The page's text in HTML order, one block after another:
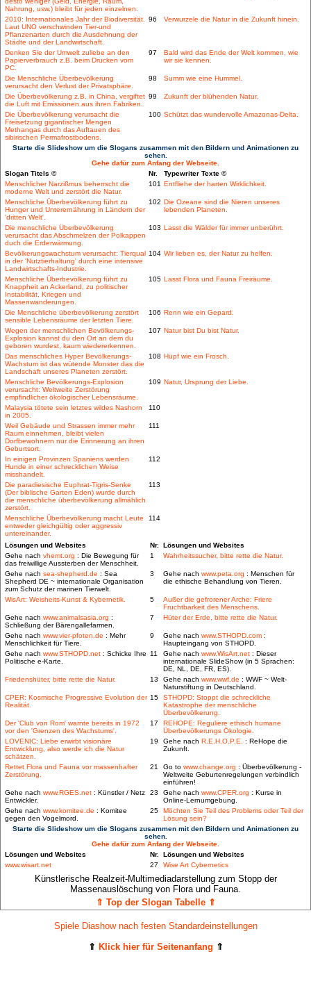
Nahrung, usw.) bleibt für jeden einzelnen.
2010: Internationales Jahr der Biodiversität.
Laut UNO verschwinden Tier-und
Pflanzenarten durch die Ausdehnung der
Städte und der Landwirtschaft.
96 Verwurzele die Natur in die Zukunft hinein.
Denken Sie der Umwelt zuliebe an den
Papierverbrauch z.B. beim Drucken vom
PC.
97
Bald wird das Ende der Welt kommen, wie
wir sie kennen.
Die Menschliche Überbevölkerung
verursacht den Verlust der Privatsphäre.
98 Summ wie eine Hummel.
Die Überbevölkerung z.B. in China, vergiftet
die Luft mit Emissionen aus ihren Fabriken.
99 Zukunft der blühenden Natur.
Die Überbevölkerung verursacht die
Freisetzung gigantischer Mengen
Methangas durch das Auftauen des
sibirischen Permafrostbodens.
100 Schützt das wundervolle Amazonas-Delta.
Starte die Slideshow um die Slogans zusammen mit den Bildern und Animationen zu
sehen.
Gehe dafür zum Anfang der Webseite.
Slogan Titels ©
Nr.
Typewriter Texte ©
Menschlicher Narzißmus beherrscht die
moderne Welt und zerstört die Natur.
101 Entfliehe der harten Wirklichkeit.
Menschliche Überbevölkerung führt zu
Hunger und Unterernährung in Ländern der
'dritten Welt'.
102 Die Ozeane sind die Nieren unseres
lebenden Planeten.
Die menschliche Überbevölkerung
verursacht das Abschmelzen der Polkappen
duch die Erderwärmung.
103 Lasst die Wälder für immer unberührt.
Bevölkerungswachstum verursacht: Tierqual
in der 'Nutztierhaltung' durch eine intensive
Landwirtschafts-Industrie.
104 Wir lieben es, der Natur zu helfen.
Menschliche Überbevölkerung führt zu
Knappheit an Ackerland, zu politischer
Instabilität, Kriegen und
Massenwanderungen.
105 Lasst Flora und Fauna Freiräume.
Die Menschliche überbevölkerung zerstört
sensible Lebensräume der letzten Tiere.
106 Renn wie ein Gepard.
Wegen der menschlichen Bevölkerungs-
Explosion kannst du den Ort an dem du
geboren wurdest, kaum wiedererkennen.
107 Natur bist Du bist Natur.
Das menschliches Hyper Bevölkerungs-
Wachstum ist das wütende Monster das die
Landschaft unseres Planeten zerstört.
108 Hüpf wie ein Frosch.
Menschliche Bevölkerungs-Explosion
verursacht: Weltweite Zerstörung
empfindlicher ökologischer Lebensräume.
109 Natur, Ursprung der Liebe.
Malaysia tötete sein letztes wildes Nashorn
in 2005.
110
Weil Gebäude und Strassen immer mehr
Raum einnehmen, bleibt vielen
Dorfbewohnern nur die Erinnerung an ihren
Geburtsort.
111
In einigen Provinzen Spaniens werden
Hunde in einer schrecklichen Weise
misshandelt.
112
Die paradiesische Euphrat-Tigris-Senke
(Der biblische Garten Eden) wurde durch
die menschliche überbevölkerung allmählich
zerstört.
113
Menschliche Überbevölkerung macht Leute
entweder gleichgültig oder aggressiv
untereinander.
114
Lösungen und Websites Nr. Lösungen und Websites
Gehe nach vhemt.org : Die Bewegung für
das freiwillige Aussterben der Menschheit.
1 Wahrheitssucher, bitte rette die Natur.
Gehe nach sea-shepherd.de : Sea
Shepherd DE ~ internationale Organisation
zum Schutz der marinen Tierwelt.
3 Gehe nach www.peta.org : Menschen für
die ethische Behandlung von Tieren.
WisArt: Weisheits-Kunst & Kybernetik. 5
Außer die gefrorener Arche: Friere
Fruchtbarkeit des Menschens.
Gehe nach www.animalsasia.org :
Schließung der Bärengallefarmen.
7 Hüter der Erde, bitte rette die Natur.
Gehe nach www.vier-pfoten.de : Mehr
Menschlichkeit für Tiere.
9 Gehe nach www.STHOPD.com :
Haupteingang von STHOPD.
Gehe nach www.STHOPD.net : Schicke Ihre
Politische e-Karte.
11 Gehe nach www.WisArt.net : Dieser
internationale SlideShow (in 5 Sprachen:
DE, NL, DE, FR, ES).
Friedenshüter, bitte rette die Natur.
13 Gehe nach www.wwf.de : WWF ~ Welt-
Naturstiftung in Deutschland.
CPER: Kosmische Progressive Evolution der
Realität.
15
STHOPD: Stoppt die schreckliche
Katastrophe der menschliche
Überbevölkerung.
Der 'Club von Rom' warnte bereits in 1972
vor den 'Grenzen des Wachstums'.
17
REHOPE: Reguliere ethisch humane
Überbevölkerungs Ökologie.
LOVENIC: Liebe erwirbt visionäre
Entwicklung, also werde ich die Natur
schätzen.
19 Gehe nach R.E.H.O.P.E. : ReHope die
Zukunft.
Rettet Flora und Fauna vor massenhafter
Zerstörung.
21 Go to www.change.org : Überbevölkerung -
Weltweite Geburtenregelungen verbindlich
einführen!
Gehe nach www.RGES.net : Künstler / Netz
Entwickler.
23 Gehe nach www.CPER.org : Kurse in
Online-Lernumgebung.
Gehe nach www.komitee.de : Komitee
gegen den Vogelmord.
25
Möchten Sie Teil des Problems oder Teil der
Lösung sein?
Starte die Slideshow um die Slogans zusammen mit den Bildern und Animationen zu
sehen.
Gehe dafür zum Anfang der Webseite.
Lösungen und Websites
Nr. Lösungen und Websites
www.wisart.net
27 Wise Art Cybernetics
Künstlerische Realzeit-Multimediadarstellung zum Stopp der
Massenauslöschung von Flora und Fauna.
⇑ Top der Slogan Tabelle ⇑
Spiele Diashow nach festen Standardeinstellungen
⇑ Klick hier für Seitenanfang ⇑